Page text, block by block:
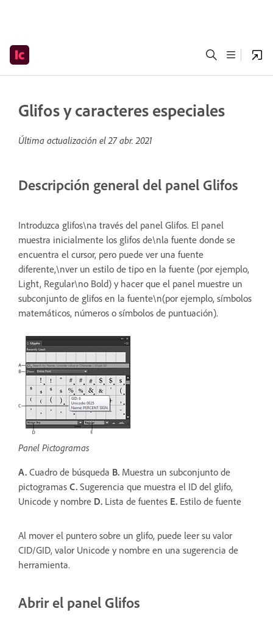
Glifos y caracteres especiales
Última actualización el27 abr. 2021
Descripción general del panel Glifos
Introduzca glifos\na través del panel Glifos. El panel
muestra inicialmente los glifos de\nla fuente donde se
encuentra el cursor, pero puede ver una fuente
diferente,\nver un estilo de tipo en la fuente (por ejemplo,
Light, Regular\no Bold) y hacer que el panel muestre un
subconjunto de glifos en la fuente\n(por ejemplo, símbolos
matemáticos, números o símbolos de puntuación).
Panel Pictogramas
A. Cuadro de búsqueda B. Muestra un subconjunto de
pictogramas C. Sugerencia que muestra el ID del glifo,
Unicode y nombre D. Lista de fuentes E. Estilo de fuente
Al mover el puntero sobre un glifo, puede leer su valor
CID/GID, valor Unicode y nombre en una sugerencia de
herramienta.
Abrir el panel Glifos